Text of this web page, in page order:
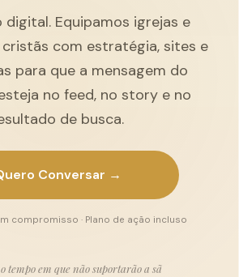
digital. Equipamos igrejas e
com estratégia, sites e
para que a mensagem do
no feed, no story e no
de busca.
Conversar →
compromisso · Plano de ação incluso
tempo em que não suportarão a sã